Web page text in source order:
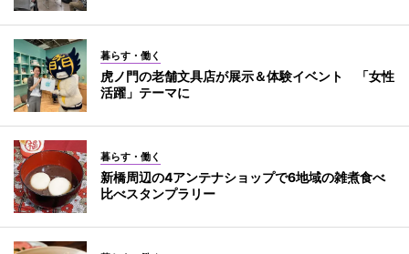
暮らす・働く
虎ノ門の老舗文具店が展示＆体験イベント 「女性
活躍」テーマに
暮らす・働く
新橋周辺の4アンテナショップで6地域の雑煮食べ
比べスタンプラリー